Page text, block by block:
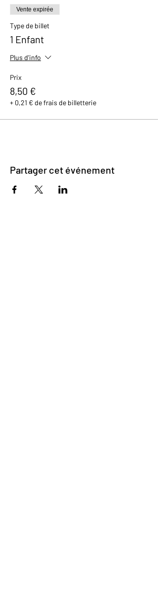
Vente expirée
Type de billet
1 Enfant
Plus d'info
Prix
8,50 €
+ 0,21 € de frais de billetterie
Partager cet événement